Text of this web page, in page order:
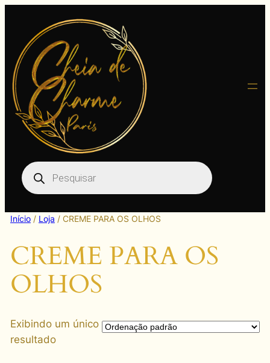
conteúdo
Pesquisar
produtos
Início/ Loja / CREME PARA OS OLHOS
CREME PARA OS
OLHOS
Exibindo um único
resultado